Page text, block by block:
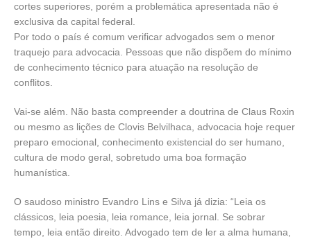
cortes superiores, porém a problemática apresentada não é
exclusiva da capital federal.
Por todo o país é comum verificar advogados sem o menor
traquejo para advocacia. Pessoas que não dispõem do mínimo
de conhecimento técnico para atuação na resolução de
conflitos.
Vai-se além. Não basta compreender a doutrina de Claus Roxin
ou mesmo as lições de Clovis Belvilhaca, advocacia hoje requer
preparo emocional, conhecimento existencial do ser humano,
cultura de modo geral, sobretudo uma boa formação
humanística.
O saudoso ministro Evandro Lins e Silva já dizia: “Leia os
clássicos, leia poesia, leia romance, leia jornal. Se sobrar
tempo, leia então direito. Advogado tem de ler a alma humana,